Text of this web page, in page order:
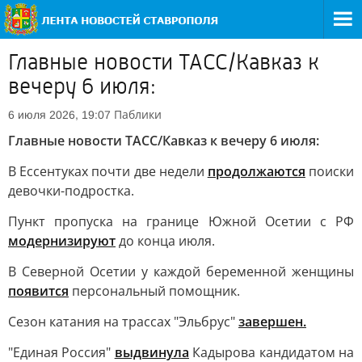
Главные новости ТАСС/Кавказ к
вечеру 6 июля:
6 июля 2026, 19:07 Паблики
Главные новости ТАСС/Кавказ к вечеру 6 июля:
В Ессентуках почти две недели продолжаются поиски
девочки-подростка.
Пункт пропуска на границе Южной Осетии с РФ
модернизируютдо конца июля.
В Северной Осетии у каждой беременной женщины
появится персональный помощник.
Сезон катания на трассах "Эльбрус"завершен.
"Единая Россия" выдвинула Кадырова кандидатом на